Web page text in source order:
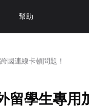
幫助
國連線卡頓問題！
留學生專用